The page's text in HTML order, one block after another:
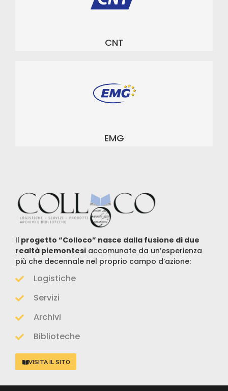
CNT
EMG
Il progetto “Colloco” nasce dalla fusione di due
realtà piemontesi accomunate da un’esperienza
più che decennale nel proprio campo d’azione:
Logistiche
Servizi
Archivi
Biblioteche
VISITA IL SITO